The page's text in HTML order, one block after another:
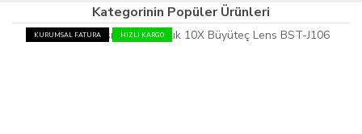
Kategorinin Popüler Ürünleri
KURUMSAL FATURA HIZLI KARGO